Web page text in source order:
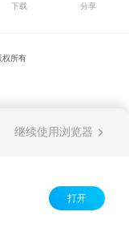
下载 分享
权所有
继续使用浏览器
打开